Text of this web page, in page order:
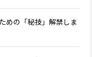
めの「秘技」解禁しま